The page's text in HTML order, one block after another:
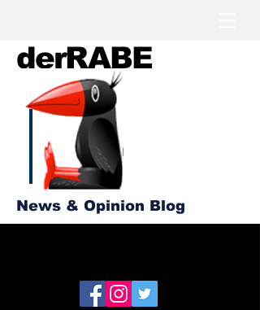
derRABE
News & Opinion Blog